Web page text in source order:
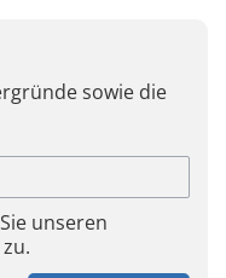
sowie die
unseren
zu.